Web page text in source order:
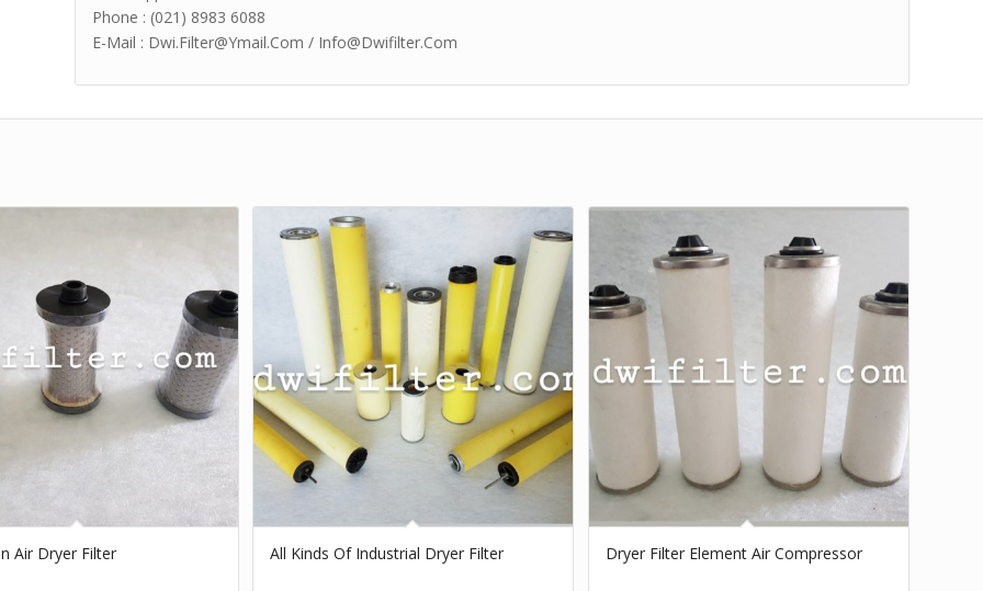
Phone : (021) 8983 6088
E-Mail : Dwi.Filter@Ymail.Com / Info@Dwifilter.Com
Air Dryer Filter All Kinds Of Industrial Dryer Filter Dryer Filter Element Air Compressor